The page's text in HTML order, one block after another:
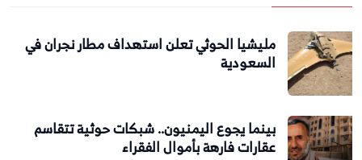
مليشيا الحوثي تعلن استهداف مطار نجران في
السعودية
بينما يجوع اليمنيون.. شبكات حوثية تتقاسم
عقارات فارهة بأموال الفقراء